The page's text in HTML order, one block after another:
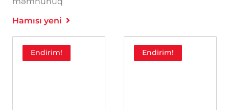
Hamısı yeni
Endirim! Endirim!